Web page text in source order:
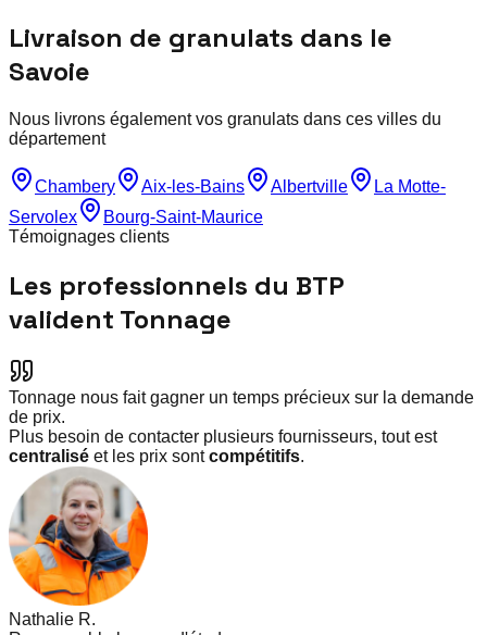
Livraison de granulats dans le
Savoie
Nous livrons également vos granulats dans ces villes du
département
Chambery Aix-les-Bains Albertville
La Motte-
Servolex
Bourg-Saint-Maurice
Témoignages clients
Les professionnels du BTP
valident Tonnage
Tonnage nous fait gagner un temps précieux sur la demande
de prix.
Plus besoin de contacter plusieurs fournisseurs, tout est
centralisé et les prix sontcompétitifs.
Nathalie R.